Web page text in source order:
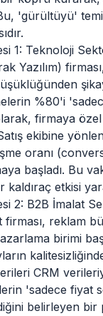
'gürültüyü'
1: Teknoloji
Yazılım)
%80'i
firmaya özel
ekibine
oranı
başladı. Bu
etkisi
2: B2B İmalat
firması, reklam
birimi
CRM
'sadece fiyat
belirleyen bir